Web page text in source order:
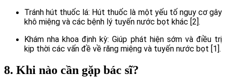
Tránh hút thuốc lá: Hút thuốc là một yếu tố nguy cơ gây
khô miệng và các bệnh lý tuyến nước bọt khác [2].
Khám nha khoa định kỳ: Giúp phát hiện sớm và điều trị
kịp thời các vấn đề về răng miệng và tuyến nước bọt [1].
8. Khi nào cần gặp bác sĩ?